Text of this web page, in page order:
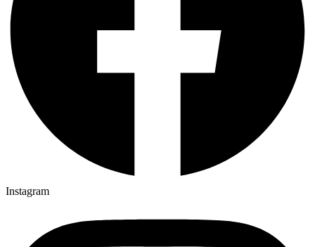
Instagram